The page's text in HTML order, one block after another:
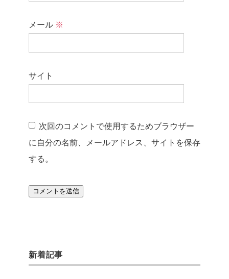
メール ※
サイト
次回のコメントで使用するためブラウザー
に自分の名前、メールアドレス、サイトを保存
する。
新着記事